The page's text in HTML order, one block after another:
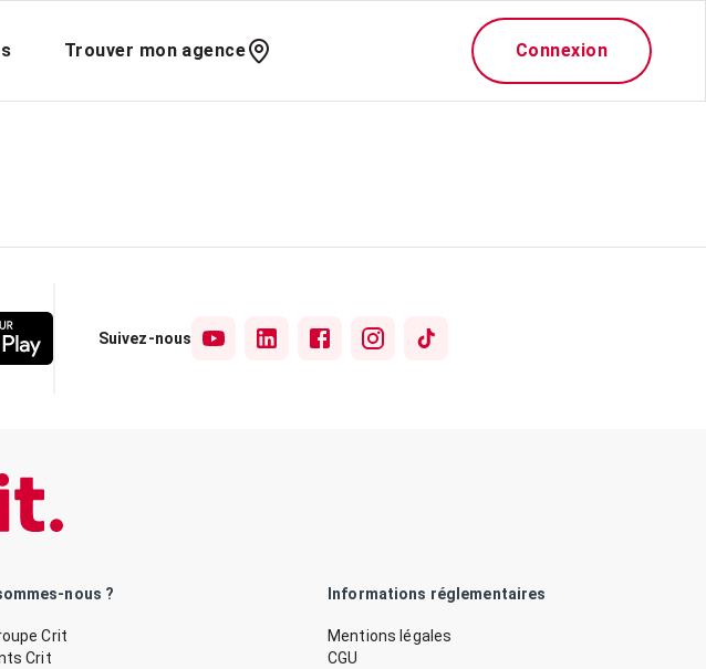
Trouver mon agence Connexion
Suivez-nous
nous ?
Crit
Crit
Informations réglementaires
Mentions légales
CGU